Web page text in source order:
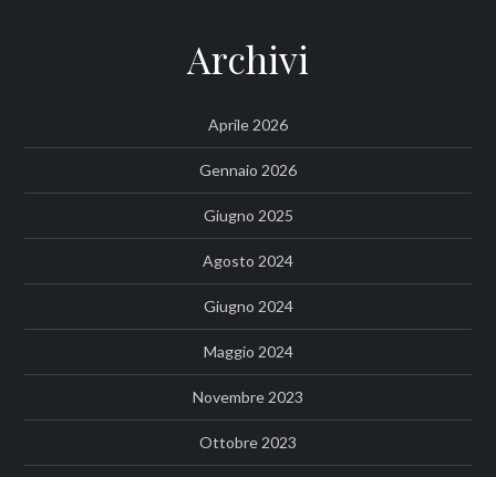
Archivi
Aprile 2026
Gennaio 2026
Giugno 2025
Agosto 2024
Giugno 2024
Maggio 2024
Novembre 2023
Ottobre 2023